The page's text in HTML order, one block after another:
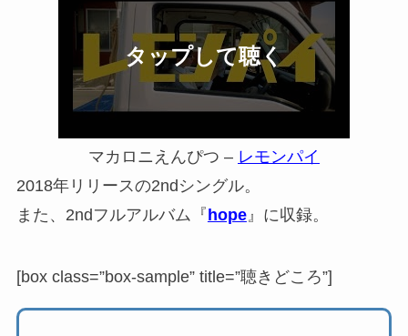
マカロニえんぴつ – レモンパイ
2018年リリースの2ndシングル。
また、2ndフルアルバム『hope』に収録。
[box class=”box-sample” title=”聴きどころ”]